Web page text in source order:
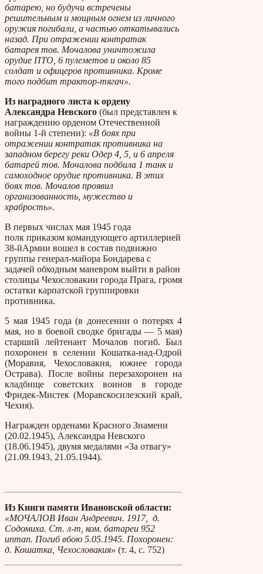
батарею, но будучи встречены
решительным и мощным огнем из личного
оружия погибали, а частью откатывались
назад. При отражении контратак
батарея тов. Мочалова уничтожила
орудие ПТО, 6 пулеметов и около 85
солдат и офицеров противника. Кроме
того подбит трактор-тягач».
Из наградного листа к ордену
Александра Невского (был представлен к
награждению орденом Отечественной
войны 1-й степени): «В боях при
отражении контратак противника на
западном берегу реки Одер 4, 5, и 6 апреля
батарей тов. Мочалова подбила 1 танк и
самоходное орудие противника. В этих
боях тов. Мочалов проявил
организованность, мужество и
храбрость».
В первых числах мая 1945 года
полк приказом командующего артиллерией
38-йАрмии вошел в состав подвижно
группы генерал-майора Бондарева с
задачей обходным маневром выйти в район
столицы Чехословакии города Прага, громя
остатки карпатской группировки
противника.
5 мая 1945 года (в донесении о потерях 4
мая, но в боевой сводке бригады — 5 мая)
старший лейтенант Мочалов погиб. Был
похоронен в селении Кошатка-над-Одрой
(Моравия, Чехословакия, южнее города
Острава). После войны перезахоронен на
кладбище советских воинов в городе
Фридек-Мистек (Моравскосилезский край,
Чехия).
Награжден орденами Красного Знамени
(20.02.1945), Александра Невского
(18.06.1945), двумя медалями «За отвагу»
(21.09.1943, 21.05.1944).
Из Книги памяти Ивановской области:
«МОЧАЛОВ Иван Андреевич. 1917, д.
Содомиха. Ст. л-т, ком. батареи 952
иптап. Погиб вбою 5.05.1945. Похоронен:
д. Кошатка, Чехословакия» (т. 4, с. 752)